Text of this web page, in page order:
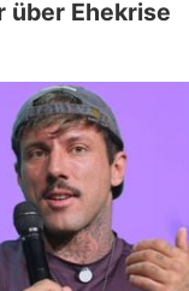
über Ehekrise